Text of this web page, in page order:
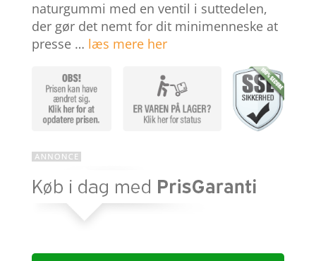
naturgummi med en ventil i suttedelen,
der gør det nemt for dit minimenneske at
presse … læs mere her